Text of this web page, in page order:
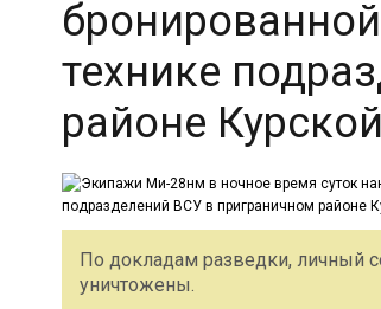
технике
районе
По докладам разведки, личный
уничтожены.